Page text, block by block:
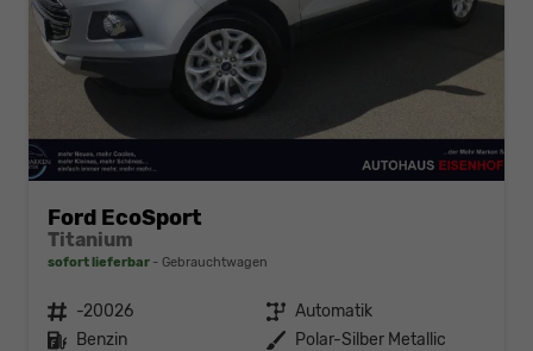
Ford EcoSport
Titanium
sofort lieferbar Gebrauchtwagen
Fahrzeugnr. -20026 Getriebe Automatik
Kraftstoff Benzin Außenfarbe Polar-Silber Metallic